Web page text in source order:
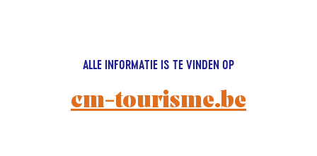
ALLE INFORMATIE IS TE VINDEN OP
cm-tourisme.be